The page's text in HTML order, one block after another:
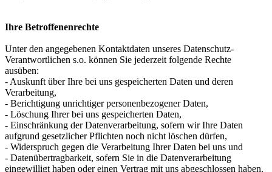
Ihre Betroffenenrechte
Unter den angegebenen Kontaktdaten unseres Datenschutz-
Verantwortlichen s.o. können Sie jederzeit folgende Rechte
ausüben:
- Auskunft über Ihre bei uns gespeicherten Daten und deren
Verarbeitung,
- Berichtigung unrichtiger personenbezogener Daten,
- Löschung Ihrer bei uns gespeicherten Daten,
- Einschränkung der Datenverarbeitung, sofern wir Ihre Daten
aufgrund gesetzlicher Pflichten noch nicht löschen dürfen,
- Widerspruch gegen die Verarbeitung Ihrer Daten bei uns und
- Datenübertragbarkeit, sofern Sie in die Datenverarbeitung
eingewilligt haben oder einen Vertrag mit uns abgeschlossen haben.